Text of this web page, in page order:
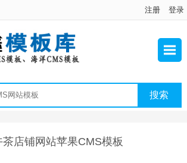
注册 登录
店铺网站苹果CMS模板